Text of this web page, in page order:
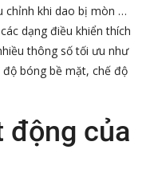
chỉnh khi dao bị mòn …
dạng điều khiển thích
thông số tối ưu như
bóng bề mặt, chế độ
động của